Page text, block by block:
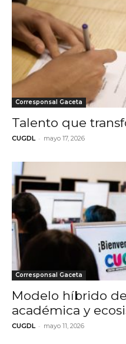
Corresponsal Gaceta
Talento que
CUGDL - mayo 17, 2026
Corresponsal Gaceta
Modelo híbrido
académica y
CUGDL - mayo 11, 2026